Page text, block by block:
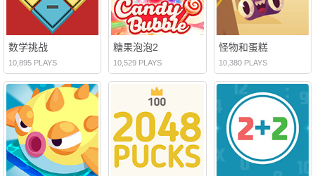
数学挑战
10,895 PLAYS
糖果泡泡2
10,529 PLAYS
怪物和蛋糕
10,380 PLAYS